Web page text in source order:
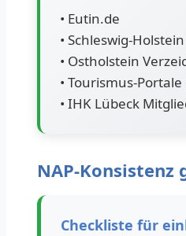
• Eutin.de
• Schleswig-
• Ostholstein
• Tourismus-
• IHK Lübeck
NAP-Konsistenz
Checkliste für